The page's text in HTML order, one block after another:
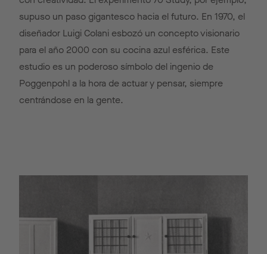
supuso un paso gigantesco hacia el futuro. En 1970, el
diseñador Luigi Colani esbozó un concepto visionario
para el año 2000 con su cocina azul esférica. Este
estudio es un poderoso símbolo del ingenio de
Poggenpohl a la hora de actuar y pensar, siempre
centrándose en la gente.